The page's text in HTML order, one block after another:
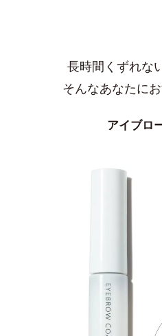
長時間くずれな
そんなあなたに
アイブロ